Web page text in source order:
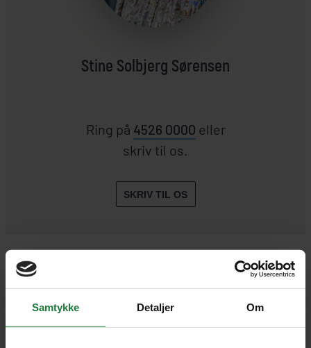
Samtykke Detaljer Om
Stine Solbjerg Sørensen
Ring på 4526 0000 eller
skriv til os.
SKRIV TIL OS